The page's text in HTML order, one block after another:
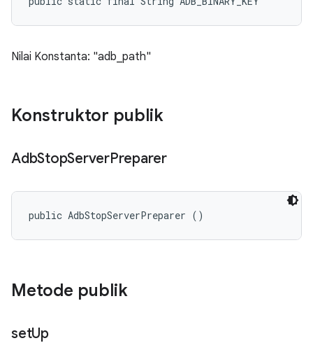
Nilai Konstanta: "adb_path"
Konstruktor publik
AdbStopServerPreparer
public AdbStopServerPreparer ()
Metode publik
setUp